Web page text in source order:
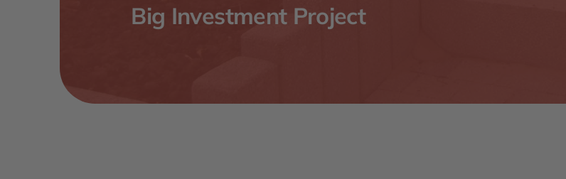
Big Investment Project